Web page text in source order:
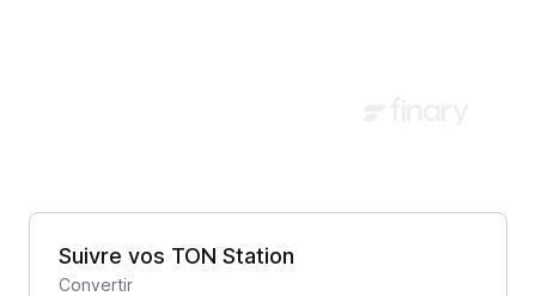
Suivre vos TON Station
Convertir